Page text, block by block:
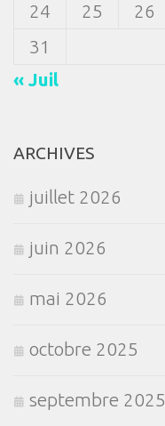
24
25 26
31
« Juil
ARCHIVES
juillet 2026
juin 2026
mai 2026
octobre 2025
septembre 2025